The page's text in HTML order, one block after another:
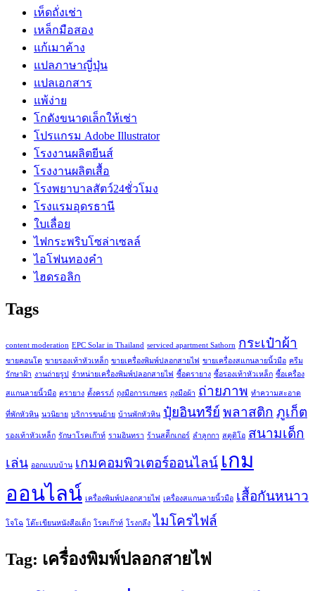
เห็ดถั่งเช่า
เหล็กมือสอง
แก้เมาค้าง
แปลภาษาญี่ปุ่น
แปลเอกสาร
แพ้ง่าย
โกดังขนาดเล็กให้เช่า
โปรแกรม Adobe Illustrator
โรงงานผลิตยีนส์
โรงงานผลิตเสื้อ
โรงพยาบาลสัตว์24ชั่วโมง
โรงแรมอุดรธานี
ใบเลื่อย
ไฟกระพริบโซล่าเซลล์
ไอโฟนทองคำ
ไฮดรอลิก
Tags
content moderation EPC Solar in Thailand serviced apartment Sathorn กระเป๋าผ้า
ขายคอนโด ขายรองเท้าหัวเหล็ก ขายเครื่องพิมพ์ปลอกสายไฟ ขายเครื่องสแกนลายนิ้วมือ ครีม
รักษาฝ้า งานถ่ายรูป จำหน่ายเครื่องพิมพ์ปลอกสายไฟ ซื้อตรายาง ซื้อรองเท้าหัวเหล็ก ซื้อเครื่อง
สแกนลายนิ้วมือ ตรายาง ตั้งครรภ์ ถุงมือการเกษตร ถุงมือผ้า ถ่ายภาพ ทำความสะอาด
ที่พักหัวหิน นวนิยาย บริการขนย้าย บ้านพักหัวหิน ปุ๋ยอินทรีย์ พลาสติก ภูเก็ต
รองเท้าหัวเหล็ก รักษาโรคเก๊าท์ รามอินทรา ร้านสติีกเกอร์ ลำลูกกา สตูดิโอ สนามเด็ก
เล่น ออกแบบบ้าน เกมคอมพิวเตอร์ออนไลน์ เกม
ออนไลน์ เครื่องพิมพ์ปลอกสายไฟ เครื่องสแกนลายนิ้วมือ เสื้อกันหนาว
โจโฉ โต๊ะเขียนหนังสือเด็ก โรคเก๊าท์ โรงกลึง ไมโครไฟล์
Tag: เครื่องพิมพ์ปลอกสายไฟ